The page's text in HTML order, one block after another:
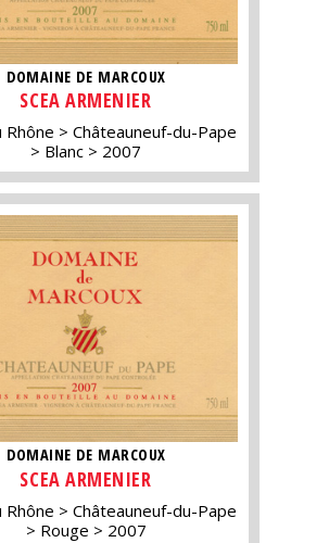
DOMAINE DE MARCOUX
SCEA ARMENIER
Rhône
Châteauneuf-du-Pape
Blanc
2007
DOMAINE DE MARCOUX
SCEA ARMENIER
Rhône
Châteauneuf-du-Pape
Rouge
2007